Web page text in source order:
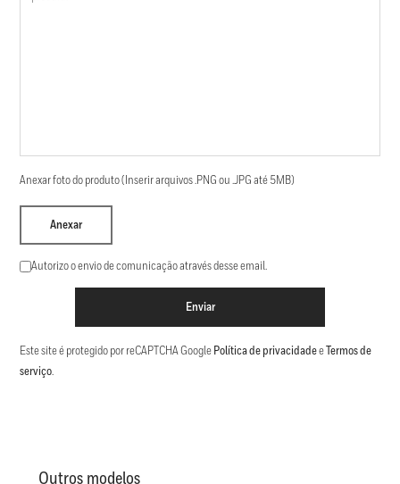
Anexar foto do produto (Inserir arquivos .PNG ou .JPG até 5MB)
Anexar
Autorizo o envio de comunicação através desse email.
Enviar
Este site é protegido por reCAPTCHA Google Política de privacidadee Termos de
serviço.
Outros modelos